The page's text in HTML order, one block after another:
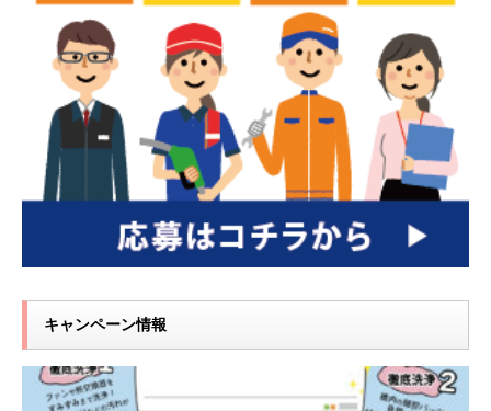
キャンペーン情報